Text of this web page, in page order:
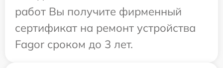
работ Вы получите фирменный
сертификат на ремонт устройства
Fagor сроком до 3 лет.